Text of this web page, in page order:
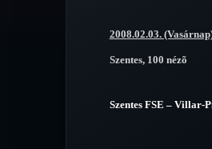
2008.02.03.
Szentes, 100 nézõ
Szentes FSE – Villar-